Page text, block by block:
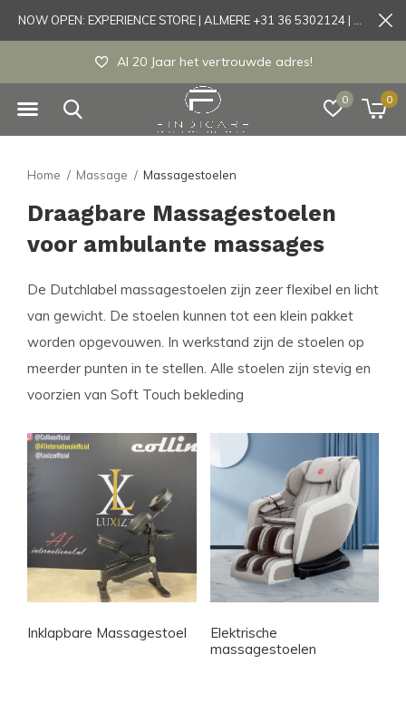
0 0
Al 20 Jaar het vertrouwde adres!
Home Massage Massagestoelen
Draagbare Massagestoelen
voor ambulante massages
De Dutchlabel massagestoelen zijn zeer flexibel en licht
van gewicht. De stoelen kunnen tot een klein pakket
worden opgevouwen. In werkstand zijn de stoelen op
meerder punten in te stellen. Alle stoelen zijn stevig en
voorzien van Soft Touch bekleding
Inklapbare Massagestoel
Elektrische
massagestoelen